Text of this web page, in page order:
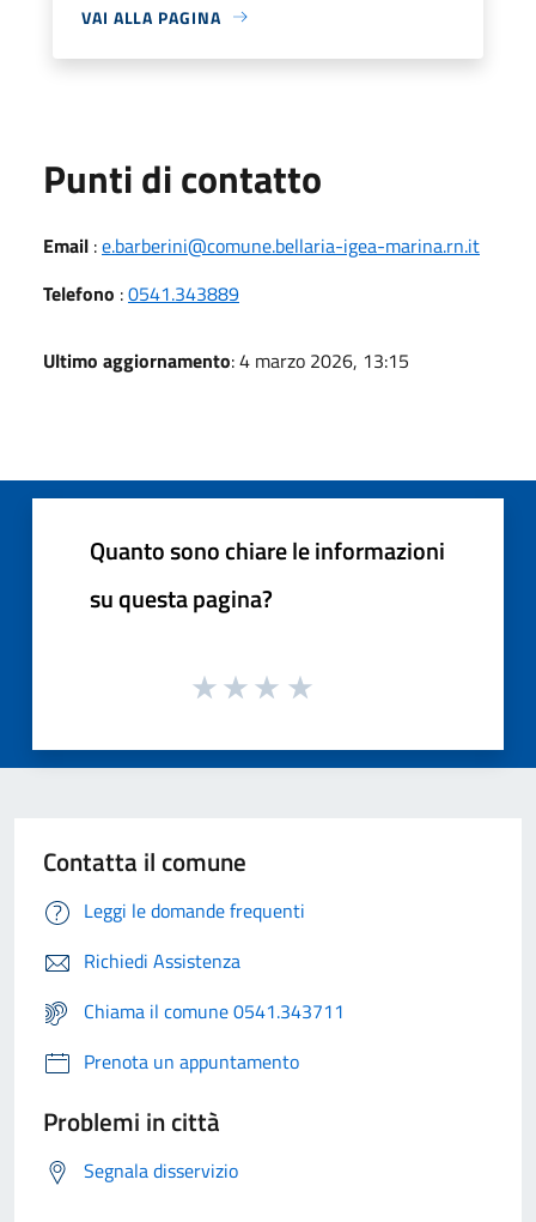
VAI ALLA PAGINA
Punti di contatto
Email :e.barberini@comune.bellaria-igea-marina.rn.it
Telefono :0541.343889
Ultimo aggiornamento: 4 marzo 2026, 13:15
Quanto sono chiare le informazioni
su questa pagina?
Contatta il comune
Leggi le domande frequenti
Richiedi Assistenza
Chiama il comune 0541.343711
Prenota un appuntamento
Problemi in città
Segnala disservizio